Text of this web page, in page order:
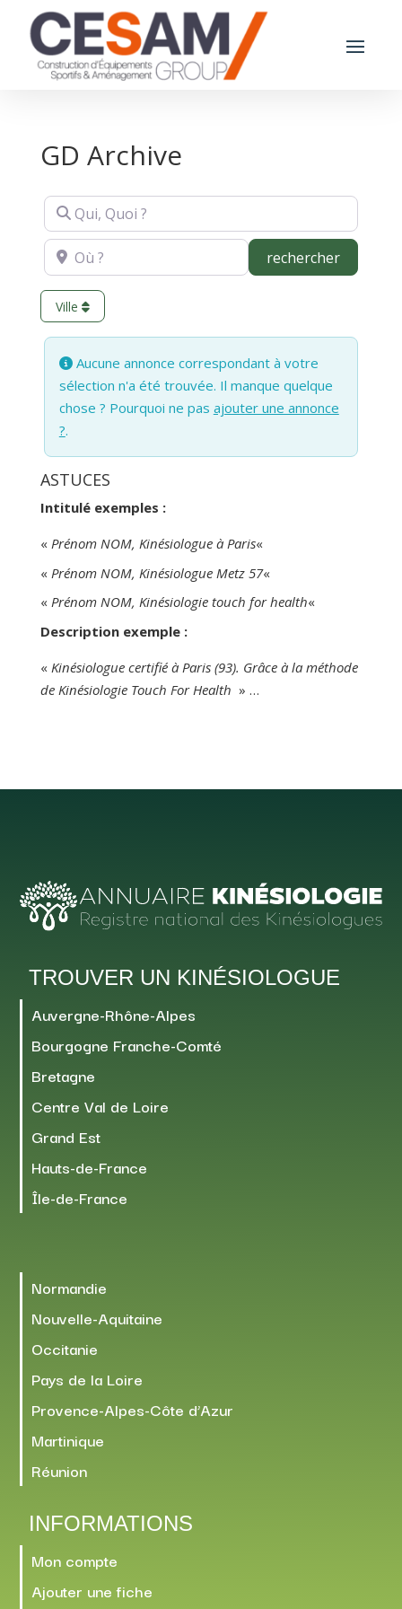
GD Archive
Qui, Quoi ?
Où ? rechercher
Ville
Aucune annonce correspondant à votre
sélection n'a été trouvée. Il manque quelque
chose ? Pourquoi ne pas ajouter une annonce
?.
ASTUCES
Intitulé exemples :
« Prénom NOM, Kinésiologue à Paris«
« Prénom NOM, Kinésiologue Metz 57«
« Prénom NOM, Kinésiologie touch for health«
Description exemple :
« Kinésiologue certifié à Paris (93). Grâce à la méthode
de Kinésiologie Touch For Health » …
TROUVER UN KINÉSIOLOGUE
Auvergne-Rhône-Alpes
Bourgogne Franche-Comté
Bretagne
Centre Val de Loire
Grand Est
Hauts-de-France
Île-de-France
Normandie
Nouvelle-Aquitaine
Occitanie
Pays de la Loire
Provence-Alpes-Côte d’Azur
Martinique
Réunion
INFORMATIONS
Mon compte
Ajouter une fiche